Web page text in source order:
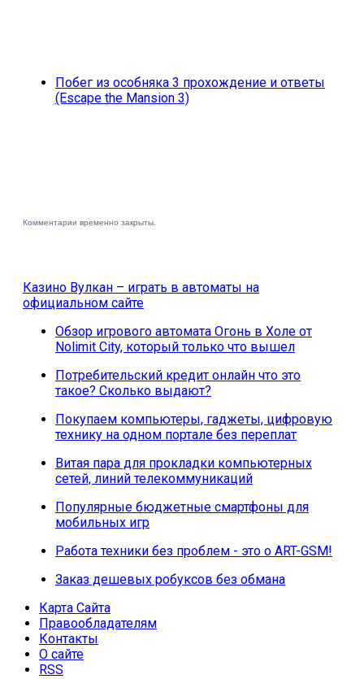
Побег из особняка 3 прохождение и ответы
(Escape the Mansion 3)
Комментарии временно закрыты.
Казино Вулкан – играть в автоматы на
официальном сайте
Обзор игрового автомата Огонь в Холе от
Nolimit City, который только что вышел
Потребительский кредит онлайн что это
такое? Сколько выдают?
Покупаем компьютеры, гаджеты, цифровую
технику на одном портале без переплат
Витая пара для прокладки компьютерных
сетей, линий телекоммуникаций
Популярные бюджетные смартфоны для
мобильных игр
Работа техники без проблем - это о ART-GSM!
Заказ дешевых робуксов без обмана
Карта Сайта
Правообладателям
Контакты
О сайте
RSS